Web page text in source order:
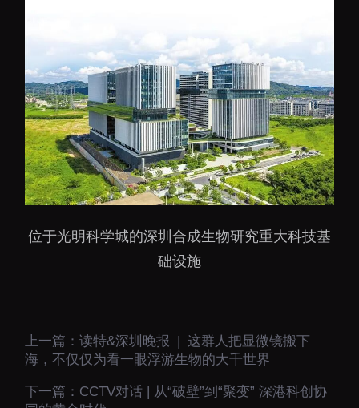
位于光明科学城的深圳合成生物研究重大科技基
础设施
上一篇：读特&深圳晚报 | 这群人把显微镜搬下
海，不仅仅为看一眼浮游生物的大千世界
下一篇： CCTV对话 | 从“破壁”到“聚变” 深港科创协